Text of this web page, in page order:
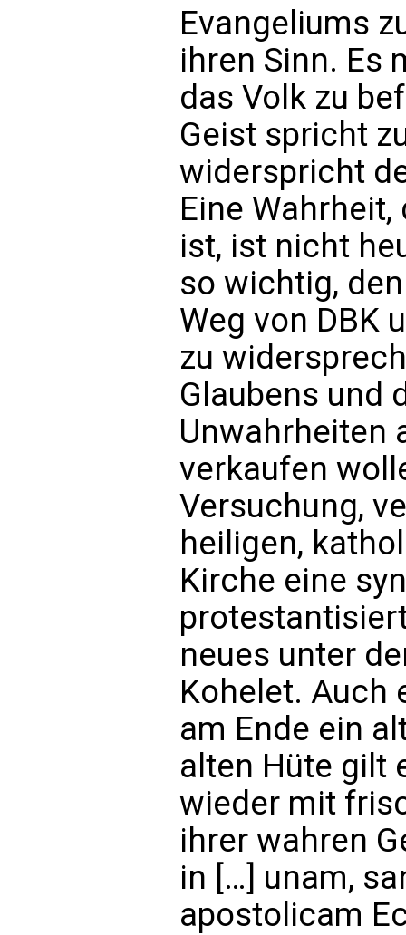
Evangeliums
ihren Sinn. Es
das Volk zu
Geist spricht
widerspricht
Eine
ist, ist nicht
so wichtig,
Weg von DBK
zu
Glaubens und
Unwahrheiten
verkaufen
Versuchung,
heiligen,
Kirche eine
neues unter
Kohelet. Auch
am Ende ein
alten Hüte gilt
wieder mit
ihrer wahren
in […] unam,
apostolicam